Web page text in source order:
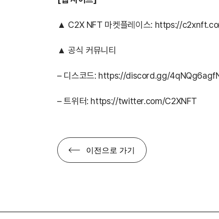
▲ C2X NFT 마켓플레이스: https://
▲ 공식 커뮤니티
– 디스코드: https://discord.gg/
– 트위터: https://twitter.com/C2XNFT
이전으로 가기